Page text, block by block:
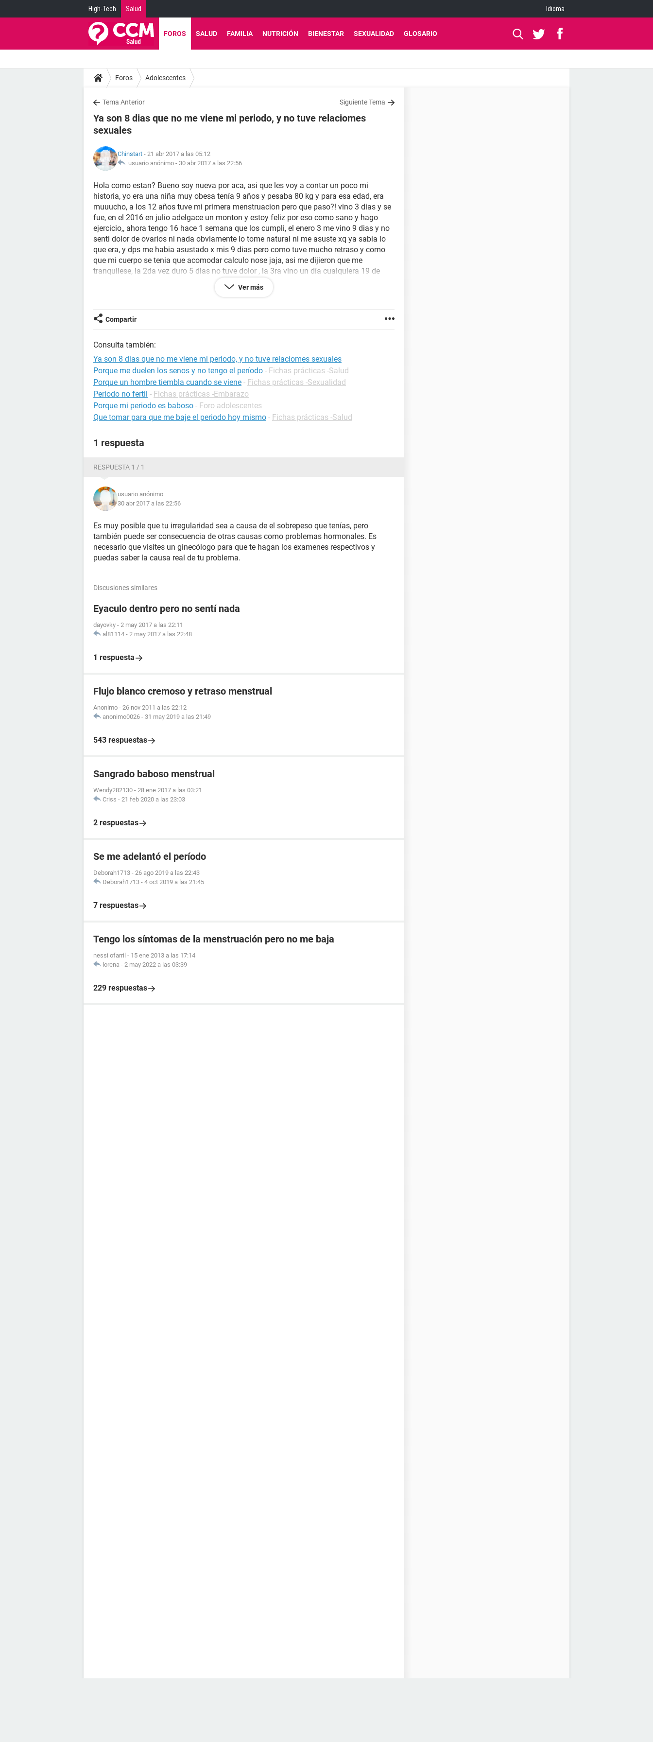
High-Tech Salud Idioma
FOROS SALUD FAMILIA NUTRICIÓN BIENESTAR SEXUALIDAD GLOSARIO
Foros Adolescentes
Tema Anterior Siguiente Tema
Ya son 8 dias que no me viene mi periodo, y no tuve relaciomes
sexuales
Chinstart - 21 abr 2017 a las 05:12
usuario anónimo - 30 abr 2017 a las 22:56
Hola como estan? Bueno soy nueva por aca, asi que les voy a contar un poco mi
historia, yo era una niña muy obesa tenía 9 años y pesaba 80 kg y para esa edad, era
muuucho, a los 12 años tuve mi primera menstruacion pero que paso?! vino 3 dias y se
fue, en el 2016 en julio adelgace un monton y estoy feliz por eso como sano y hago
ejercicio,, ahora tengo 16 hace 1 semana que los cumpli, el enero 3 me vino 9 dias y no
senti dolor de ovarios ni nada obviamente lo tome natural ni me asuste xq ya sabia lo
que era, y dps me habia asustado x mis 9 dias pero como tuve mucho retraso y como
que mi cuerpo se tenia que acomodar calculo nose jaja, asi me dijieron que me
tranquilese, la 2da vez duro 5 dias no tuve dolor , la 3ra vino un día cualquiera 19 de
tuve un dolor de ovarios que no podia caminar, 5 dias, bueno ahora estamos en abril y
lado estoy tranquila xq no tuve relaciones, pero x otro lado no viene y me asusta que
tenga retraso como me paso a los 12 :PD: ESTUVE COMIENDO BASTANTE Y TUVE
PESO, PERO NO ESTOY SEGURA XQ SERA QUE NO ME VIENE?
Ver más
Compartir
Consulta también:
Ya son 8 dias que no me viene mi periodo, y no tuve relaciomes sexuales
Porque me duelen los senos y no tengo el período - Fichas prácticas -Salud
Porque un hombre tiembla cuando se viene - Fichas prácticas -Sexualidad
Periodo no fertil - Fichas prácticas -Embarazo
Porque mi periodo es baboso - Foro adolescentes
Que tomar para que me baje el periodo hoy mismo - Fichas prácticas -Salud
1 respuesta
RESPUESTA 1 / 1
usuario anónimo
30 abr 2017 a las 22:56
Es muy posible que tu irregularidad sea a causa de el sobrepeso que tenías, pero
también puede ser consecuencia de otras causas como problemas hormonales. Es
necesario que visites un ginecólogo para que te hagan los examenes respectivos y
puedas saber la causa real de tu problema.
Discusiones similares
Eyaculo dentro pero no sentí nada
dayovky - 2 may 2017 a las 22:11
al81114 - 2 may 2017 a las 22:48
1 respuesta
Flujo blanco cremoso y retraso menstrual
Anonimo - 26 nov 2011 a las 22:12
anonimo0026 - 31 may 2019 a las 21:49
543 respuestas
Sangrado baboso menstrual
Wendy282130 - 28 ene 2017 a las 03:21
Criss - 21 feb 2020 a las 23:03
2 respuestas
Se me adelantó el período
Deborah1713 - 26 ago 2019 a las 22:43
Deborah1713 - 4 oct 2019 a las 21:45
7 respuestas
Tengo los síntomas de la menstruación pero no me baja
nessi ofarril - 15 ene 2013 a las 17:14
lorena - 2 may 2022 a las 03:39
229 respuestas